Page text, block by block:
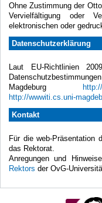
Ohne Zustimmung der
Vervielfältigung oder
elektronischen oder
Datenschutzerklärung
Laut EU-Richtlinien
Magdeburg
http://wwwiti.cs.uni-
Kontakt
Für die web-Präsentation
das Rektorat.
Anregungen und
Rektors der OvG-